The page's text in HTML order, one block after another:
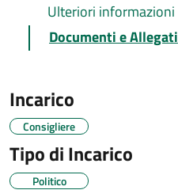
Ulteriori informazioni
Documenti e Allegati
Incarico
Consigliere
Tipo di Incarico
Politico